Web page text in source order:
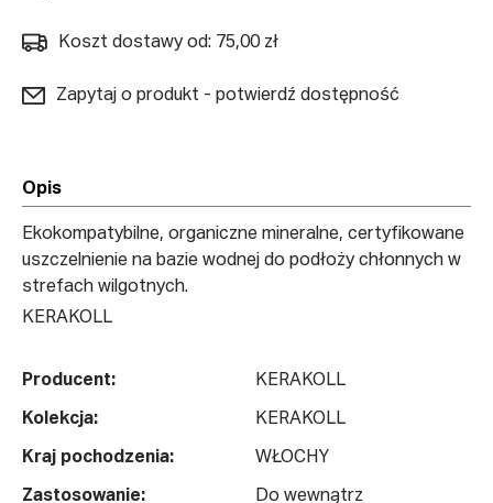
Koszt dostawy od: 75,00 zł
Zapytaj o produkt - potwierdź dostępność
Opis
Ekokompatybilne, organiczne mineralne, certyfikowane
uszczelnienie na bazie wodnej do podłoży chłonnych w
strefach wilgotnych.
KERAKOLL
Producent: KERAKOLL
Kolekcja: KERAKOLL
Kraj pochodzenia: WŁOCHY
Zastosowanie: Do wewnątrz